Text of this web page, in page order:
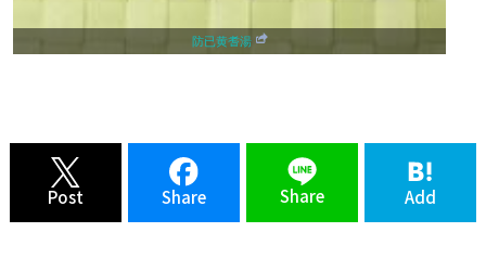
防已黄耆湯
Post Share Share Add